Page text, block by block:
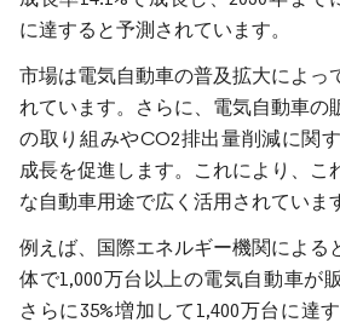
に達すると予測されています。
市場は電気自動車の普及拡大によっ
れています。さらに、電気自動車の
の取り組みやCO2排出量削減に関
成長を促進します。これにより、こ
な自動車用途で広く活用されていま
例えば、国際エネルギー機関による
体で1,000万台以上の電気自動車が
さらに35%増加して1,400万台に達